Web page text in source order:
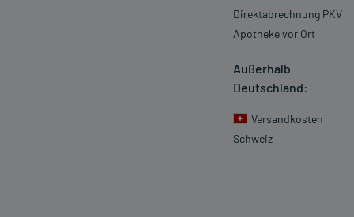
im Abstand von 6-8 Stunden, 1 Stunde vor der
Direktabrechnung PKV
Apotheke vor Ort
Außerhalb
Deutschland:
Versandkosten
Schweiz